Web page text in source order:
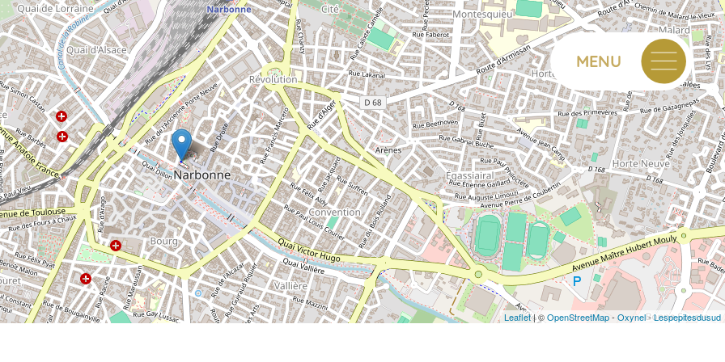
MENU
Leaflet| ©OpenStreetMap- Oxynel-Lespepitesdusud